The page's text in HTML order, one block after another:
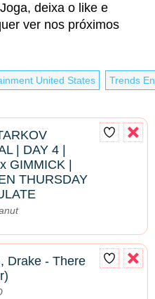
deixa o like e
ver nos próximos
United States Trends
| DAY 4 |
GIMMICK |
THURSDAY
Drake - There